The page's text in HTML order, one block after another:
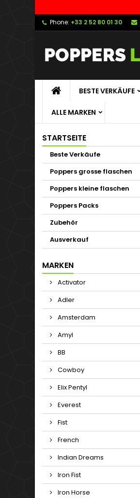
Phone: +33 2 52 80 01 30
BESTE VERKÄUFE
ALLE MARKEN
STARTSEITE
Beste Verkäufe
Poppers grosse flaschen
Poppers kleine flaschen
Poppers Packs
Zubehör
Ausverkauf
MARKEN
Activator
Adler
Amsterdam
Amyl
BB
Cowboy
Elix Pentyl
Everest
Fist
French
Indian Dreams
Iron Fist
Iron Horse